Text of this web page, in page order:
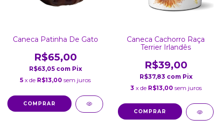
Caneca Patinha De Gato
R$65,00
R$63,05 com Pix
5 x de R$13,00 sem juros
Caneca Cachorro Raça
Terrier Irlandês
R$39,00
R$37,83 com Pix
3 x de R$13,00 sem juros